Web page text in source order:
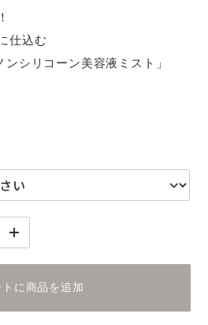
仕込む
ンシリコーン美容液ミスト」
トに商品を追加